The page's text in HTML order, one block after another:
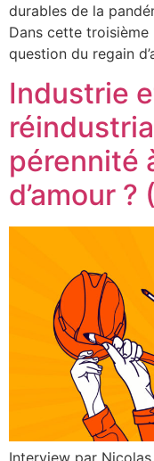
durables de la
Dans cette troisième
question du regain
Industrie
pérennité
d’amour ?
Interview par